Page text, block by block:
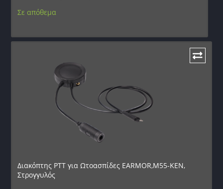
Σε απόθεμα
Διακόπτης PTT για Ωτοασπίδες EARMOR,M55-KEN,
Στρογγυλός